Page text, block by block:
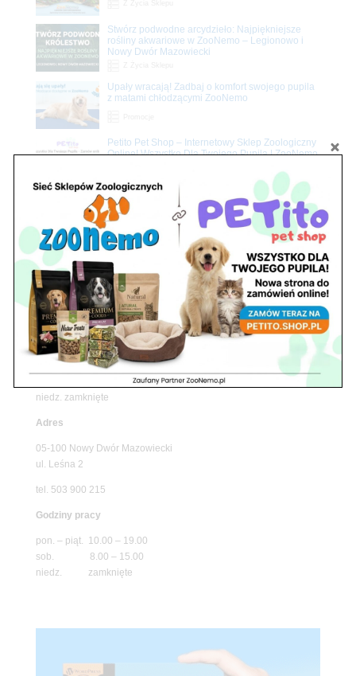
Stwórz podwodne arcydzieło: Najpiękniejsze
rośliny akwariowe w ZooNemo – Legionowo i
Nowy Dwór Mazowiecki
Upały wracają! Zadbaj o komfort swojego pupila
z matami chłodzącymi ZooNemo
Petito Pet Shop – Internetowy Sklep Zoologiczny
Online! Wszystko Dla Twojego Pupila | ZooNemo
Znajdź nas
Adres
05-120 Legionowo
ul. Piłsudskiego 31,
pawilon 134
tel./fax. 22 784 71 96
Godziny pracy
pon. – piąt. 10.00 – 19.00
niedz. zamknięte
Adres
05-100 Nowy Dwór Mazowiecki
ul. Leśna 2
tel. 503 900 215
Godziny pracy
pon. – piąt. 10.00 – 19.00
sob. 8.00 – 15.00
niedz. zamknięte